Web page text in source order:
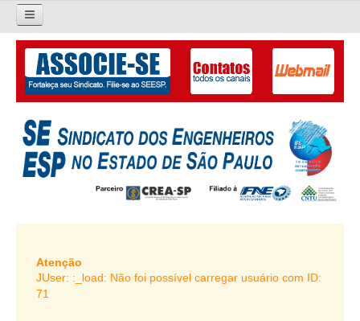
Pesquisar...
O SINDICATO
APRESENTAÇÃO
PALAVRA DO PRESIDENTE
DIRETORIA
LIVRO GESTÃO 2026-2029
SUBSEDES SINDICAIS
Atenção
JUser: :_load: Não foi possível carregar usuário com ID:
71